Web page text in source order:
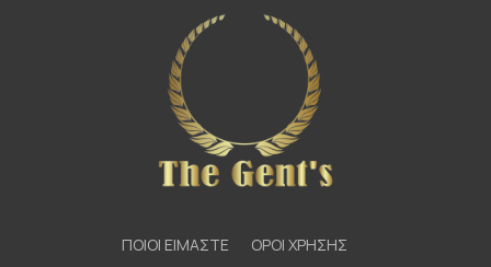
ΠΟΙΟΙ ΕΙΜΑΣΤΕ ΟΡΟΙ ΧΡΗΣΗΣ